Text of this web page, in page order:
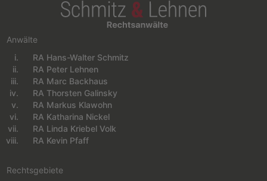
Anwälte
Navigation überspringen
RA Hans-Walter Schmitz
RA Peter Lehnen
RA Marc Backhaus
RA Thorsten Galinsky
RA Markus Klawohn
RA Katharina Nickel
RA Linda Kriebel Volk
RA Kevin Pfaff
Rechtsgebiete